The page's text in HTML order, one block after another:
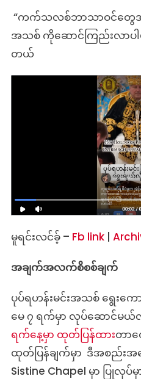
“ကက်သလစ်ဘာသာဝင်တွေအ
အသစ် ကိုဆောင်ကြည်းလာပါ
တယ်
မူရင်းလင်ခ့် – Fb link|
အချက်အလက်စိစစ်ချက်
ပုပ်ရဟန်းမင်းအသစ် ရွေးက
မေ ၇ ရက်မှာ လုပ်ဆောင်မ
ရက်နေ့မှာ ထုတ်ပြန်ထားတာ
ထုတ်ပြန်ချက်မှာ ဒီအစည်း
Sistine Chapel မှာ ပြုလုပ်မှ